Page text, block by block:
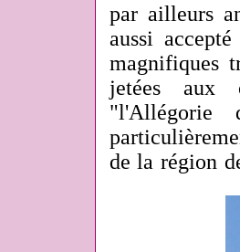
par ailleurs
aussi
magnifiques
jetées aux
"l'Allégorie
de la région